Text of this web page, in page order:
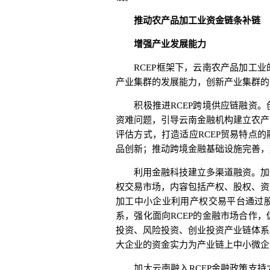
推动农产品加工业资金链条补链
增强产业发展能力
RCEP框架下，云南农产品加工业
产业集群的发展能力，创新产业集群
积极推进RCEP跨境供应链融资。
资难问题，引导云南金融机构建立农
评估方式，打造适应RCEP贸易特点
品创新；推动跨境金融基础设施完善
利用金融科技建立多渠道融资。加
权交易市场，内容包括产权、股权、
加工中小企业利用产权交易平台通过
系，强化面向RCEP的金融市场合作
投资、风险投资、创业投资产业链体
大企业的资金实力为产业链上中小微